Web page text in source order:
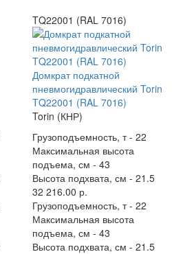
TQ22001 (RAL 7016)
Домкрат подкатной
пневмогидравлический Torin
TQ22001 (RAL 7016)
Torin (КНР)
Грузоподъемность, т - 22
Максимальная высота
подъема, см - 43
Высота подхвата, см - 21.5
32 216.00 р.
Грузоподъемность, т - 22
Максимальная высота
подъема, см - 43
Высота подхвата, см - 21.5